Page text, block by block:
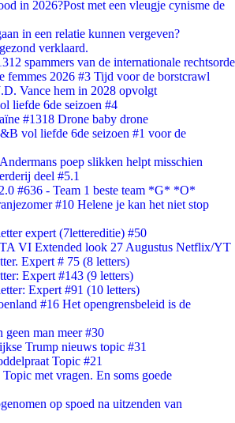
in 2026?Post met een vleugje cynisme de
in een relatie kunnen vergeven?
verklaard.
spammers van de internationale rechtsorde
femmes 2026 #3 Tijd voor de borstcrawl
Vance hem in 2028 opvolgt
liefde 6de seizoen #4
#1318 Drone baby drone
vol liefde 6de seizoen #1 voor de
poep slikken helpt misschien
deel #5.1
#636 - Team 1 beste team *G* *O*
#10 Helene je kan het niet stop
expert (7lettereditie) #50
VI Extended look 27 Augustus Netflix/YT
Expert # 75 (8 letters)
Expert #143 (9 letters)
Expert #91 (10 letters)
#16 Het opengrensbeleid is de
man meer #30
Trump nieuws topic #31
Topic #21
met vragen. En soms goede
op spoed na uitzenden van